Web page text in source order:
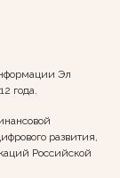
Эл
года.
развития,
Российской